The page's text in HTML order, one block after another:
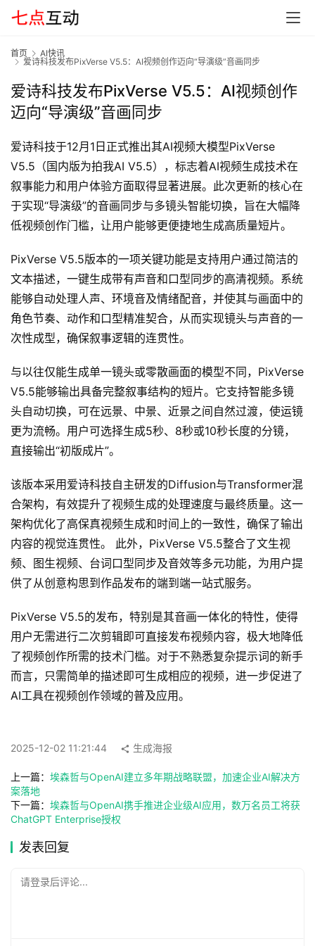
首
页
E
O
A
I
应
用
汇
A
知
识
库
服
A
I
工
具
A
I
工
具
导
航
首页
AI快讯
爱诗科技发布PixVerse V5.5：AI视频创作迈向“导演级”音画同步
爱诗科技发布PixVerse V5.5：AI视频创作
迈向“导演级”音画同步
爱诗科技于12月1日正式推出其AI视频大模型PixVerse
V5.5（国内版为拍我AI V5.5），标志着AI视频生成技术在
叙事能力和用户体验方面取得显著进展。此次更新的核心在
于实现“导演级”的音画同步与多镜头智能切换，旨在大幅降
低视频创作门槛，让用户能够更便捷地生成高质量短片。
PixVerse V5.5版本的一项关键功能是支持用户通过简洁的
文本描述，一键生成带有声音和口型同步的高清视频。系统
能够自动处理人声、环境音及情绪配音，并使其与画面中的
角色节奏、动作和口型精准契合，从而实现镜头与声音的一
次性成型，确保叙事逻辑的连贯性。
与以往仅能生成单一镜头或零散画面的模型不同，PixVerse
V5.5能够输出具备完整叙事结构的短片。它支持智能多镜
头自动切换，可在远景、中景、近景之间自然过渡，使运镜
更为流畅。用户可选择生成5秒、8秒或10秒长度的分镜，
直接输出“初版成片”。
该版本采用爱诗科技自主研发的Diffusion与Transformer混
合架构，有效提升了视频生成的处理速度与最终质量。这一
架构优化了高保真视频生成和时间上的一致性，确保了输出
内容的视觉连贯性。 此外，PixVerse V5.5整合了文生视
频、图生视频、台词口型同步及音效等多元功能，为用户提
供了从创意构思到作品发布的端到端一站式服务。
PixVerse V5.5的发布，特别是其音画一体化的特性，使得
用户无需进行二次剪辑即可直接发布视频内容，极大地降低
了视频创作所需的技术门槛。对于不熟悉复杂提示词的新手
而言，只需简单的描述即可生成相应的视频，进一步促进了
AI工具在视频创作领域的普及应用。
2025-12-02 11:21:44 生成海报
上一篇： 埃森哲与OpenAI建立多年期战略联盟，加速企业AI解决方
案落地
下一篇： 埃森哲与OpenAI携手推进企业级AI应用，数万名员工将获
ChatGPT Enterprise授权
发表回复
请登录后评论...